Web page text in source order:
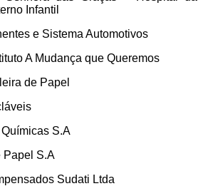
Infantil
e Sistema Automotivos
A Mudança que Queremos
de Papel
Químicas S.A
Papel S.A
Sudati Ltda